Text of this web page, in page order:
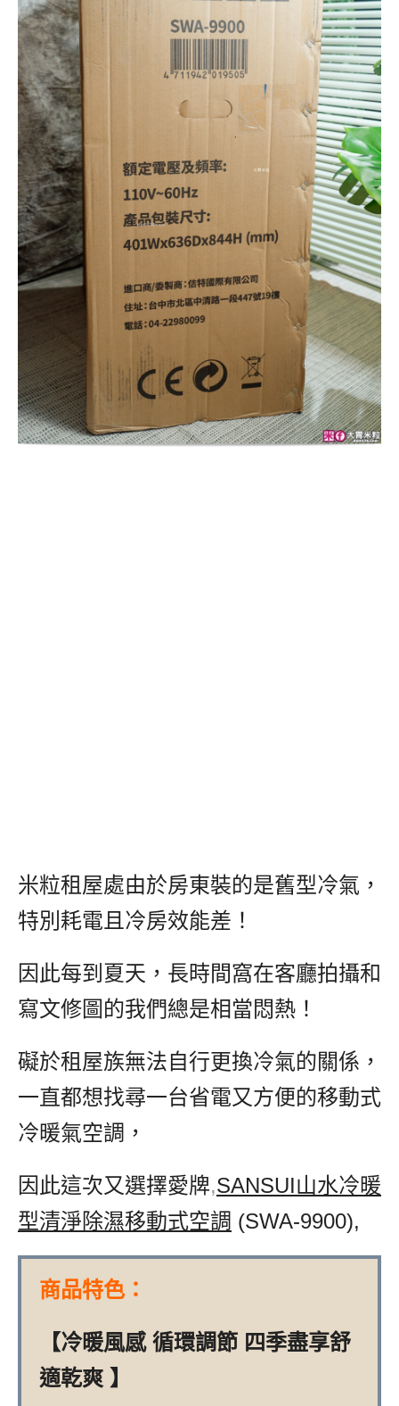
米粒租屋處由於房東裝的是舊型冷氣，
特別耗電且冷房效能差！
因此每到夏天，長時間窩在客廳拍攝和
寫文修圖的我們總是相當悶熱！
礙於租屋族無法自行更換冷氣的關係，
一直都想找尋一台省電又方便的移動式
冷暖氣空調，
因此這次又選擇愛牌,SANSUI山水冷暖
型清淨除濕移動式空調 (SWA-9900),
商品特色：
【冷暖風感 循環調節 四季盡享舒
適乾爽 】